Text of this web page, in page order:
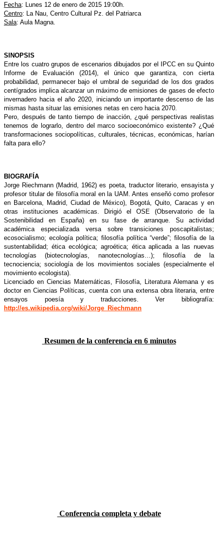
Fecha: Lunes 12 de enero de 2015 19:00h.
Centro: La Nau, Centro Cultural Pz. del Patriarca
Sala: Aula Magna.
SINOPSIS
Entre los cuatro grupos de escenarios dibujados por el IPCC en su Quinto
Informe de Evaluación (2014), el único que garantiza, con cierta
probabilidad, permanecer bajo el umbral de seguridad de los dos grados
centígrados implica alcanzar un máximo de emisiones de gases de efecto
invernadero hacia el año 2020, iniciando un importante descenso de las
mismas hasta situar las emisiones netas en cero hacia 2070.
Pero, después de tanto tiempo de inacción, ¿qué perspectivas realistas
tenemos de lograrlo, dentro del marco socioeconómico existente? ¿Qué
transformaciones sociopolíticas, culturales, técnicas, económicas, harían
falta para ello?
BIOGRAFÍA
Jorge Riechmann (Madrid, 1962) es poeta, traductor literario, ensayista y
profesor titular de filosofía moral en la UAM. Antes enseñó como profesor
en Barcelona, Madrid, Ciudad de México), Bogotá, Quito, Caracas y en
otras instituciones académicas. Dirigió el OSE (Observatorio de la
Sostenibilidad en España) en su fase de arranque. Su actividad
académica especializada versa sobre transiciones poscapitalistas;
ecosocialismo; ecología política; filosofía política “verde”; filosofía de la
sustentabilidad; ética ecológica; agroética; ética aplicada a las nuevas
tecnologías (biotecnologías, nanotecnologías…); filosofía de la
tecnociencia; sociología de los movimientos sociales (especialmente el
movimiento ecologista).
Licenciado en Ciencias Matemáticas, Filosofía, Literatura Alemana y es
doctor en Ciencias Políticas, cuenta con una extensa obra literaria, entre
ensayos poesía y traducciones.
Ver bibliografía:
http://es.wikipedia.org/wiki/Jorge_Riechmann
Resumen de la conferencia en 6 minutos
Conferencia completa y debate